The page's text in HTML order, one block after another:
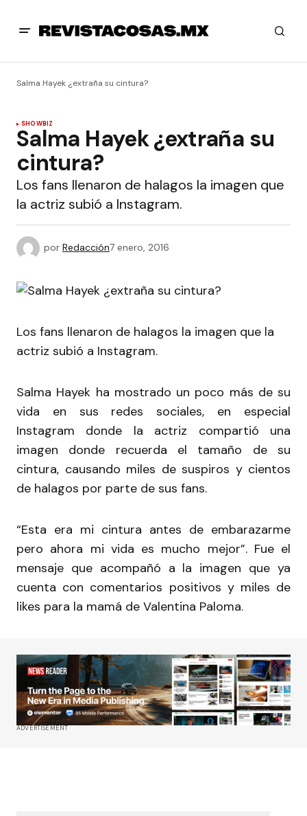
Salma Hayek ¿extraña su cintura?
SHOWBIZ
Salma Hayek ¿extraña su
cintura?
Los fans llenaron de halagos la imagen que
la actriz subió a Instagram.
por Redacción7 enero, 2016
Los fans llenaron de halagos la imagen que la
actriz subió a Instagram.
Salma Hayek ha mostrado un poco más de su
vida en sus redes sociales, en especial
Instagram donde la actriz compartió una
imagen donde recuerda el tamaño de su
cintura, causando miles de suspiros y cientos
de halagos por parte de sus fans.
“Esta era mi cintura antes de embarazarme
pero ahora mi vida es mucho mejor”. Fue el
mensaje que acompañó a la imagen que ya
cuenta con comentarios positivos y miles de
likes para la mamá de Valentina Paloma.
ADVERTISEMENT